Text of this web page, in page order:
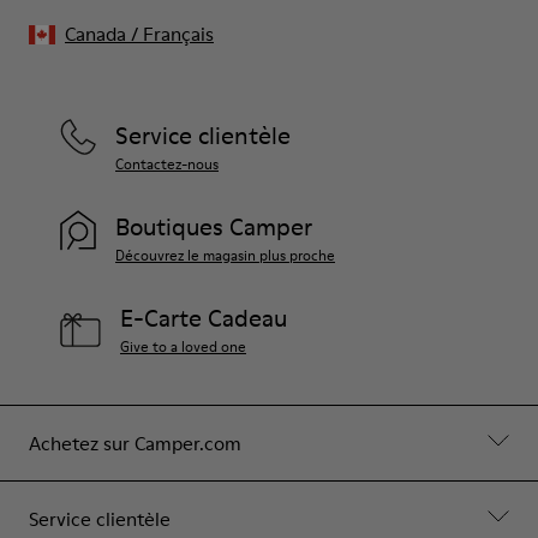
Achetez sur Camper.com
Service clientèle
Service clientèle
Contactez-nous
Boutiques Camper
Découvrez le magasin plus proche
E-Carte Cadeau
Give to a loved one
Canada / Français